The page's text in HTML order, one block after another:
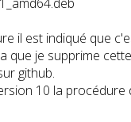
il est indiqué que
que je supprime
github.
10 la